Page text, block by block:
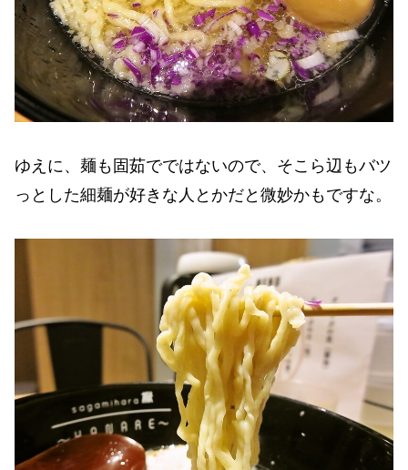
ゆえに、麺も固茹でではないので、そこら辺もバツ
っとした細麺が好きな人とかだと微妙かもですな。